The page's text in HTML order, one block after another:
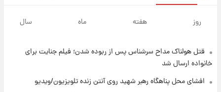
جهانی در آمریکا + فیلم
۱۹ ساعت پیش
روز هفته ماه سال
قتل هولناک مداح سرشناس پس از ربوده شدن؛ فیلم جنایت برای
خانواده ارسال شد
افشای محل پناهگاه‌ رهبر شهید روی آنتن زنده تلویزیون/ویدیو